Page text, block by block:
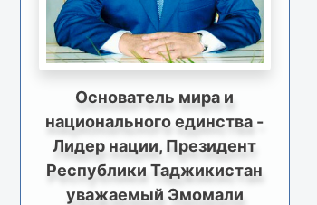
Основатель мира и
национального единства -
Лидер нации, Президент
Республики Таджикистан
уважаемый Эмомали